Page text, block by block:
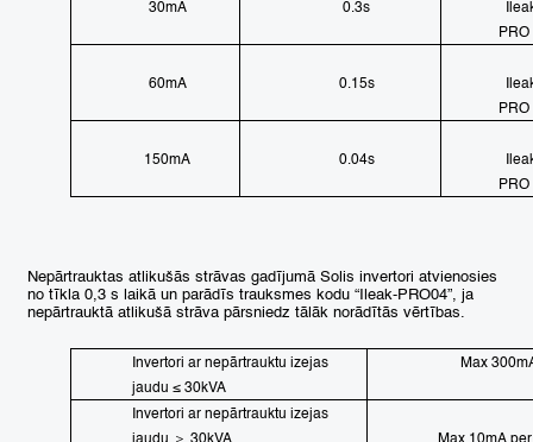
30mA 0.3s
PRO
60mA 0.15s
PRO
150mA 0.04s
PRO
Nepārtrauktas atlikušās strāvas gadījumā Solis invertori atvienosies
no tīkla 0,3 s laikā un parādīs trauksmes kodu “Ileak-PRO04”, ja
nepārtrauktā atlikušā strāva pārsniedz tālāk norādītās vērtības.
Invertori ar nepārtrauktu izejas
jaudu ≤ 30kVA
Max
Invertori ar nepārtrauktu izejas